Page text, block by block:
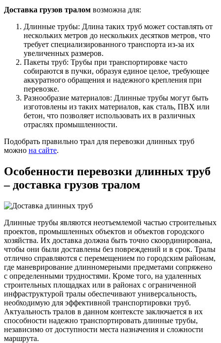
Доставка грузов тралом возможна для:
Длинные трубы: Длина таких труб может составлять от
нескольких метров до нескольких десятков метров, что
требует специализированного транспорта из-за их
увеличенных размеров.
Пакеты труб: Трубы при транспортировке часто
собираются в пучки, образуя единое целое, требующее
аккуратного обращения и надежного крепления при
перевозке.
Разнообразие материалов: Длинные трубы могут быть
изготовлены из таких материалов, как сталь, ПВХ или
бетон, что позволяет использовать их в различных
отраслях промышленности.
Подобрать правильно трал для перевозки длинных труб
можно на сайте.
Особенности перевозки длинных труб
– доставка грузов тралом
Длинные трубы являются неотъемлемой частью строительных
проектов, промышленных объектов и объектов городского
хозяйства. Их доставка должна быть точно скоординирована,
чтобы они были доставлены без повреждений и в срок. Тралы
отлично справляются с перемещением по городским районам,
где маневрирование длинномерными предметами сопряжено
с определенными трудностями. Кроме того, на удаленных
строительных площадках или в районах с ограниченной
инфраструктурой тралы обеспечивают универсальность,
необходимую для эффективной транспортировки труб.
Актуальность тралов в данном контексте заключается в их
способности надежно транспортировать длинные трубы,
независимо от доступности места назначения и сложности
маршрута.